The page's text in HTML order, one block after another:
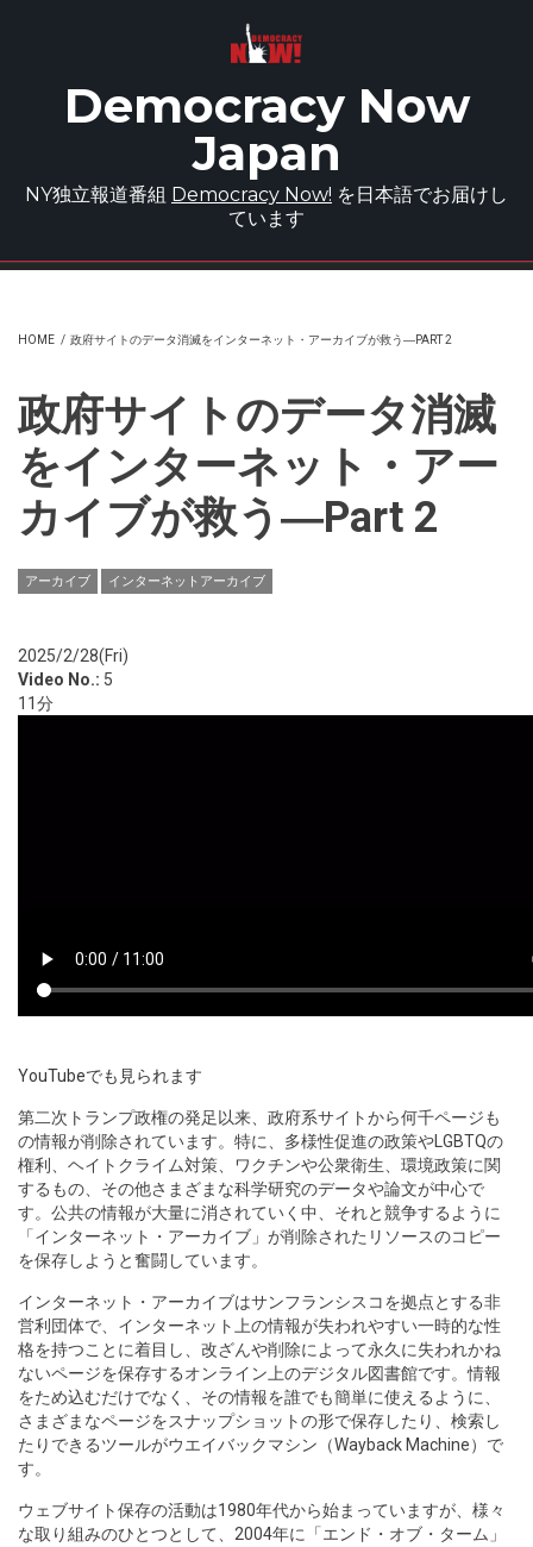
Democracy Now
Japan
NY独立報道番組 Democracy Now! を日本語でお届けし
ています
HOME / 政府サイトのデータ消滅をインターネット・アーカイブが救う―PART 2
政府サイトのデータ消滅
をインターネット・アー
カイブが救う―Part 2
アーカイブ インターネットアーカイブ
2025/2/28(Fri)
Video No.: 5
11分
YouTubeでも見られます
第二次トランプ政権の発足以来、政府系サイトから何千ページも
の情報が削除されています。特に、多様性促進の政策やLGBTQの
権利、ヘイトクライム対策、ワクチンや公衆衛生、環境政策に関
するもの、その他さまざまな科学研究のデータや論文が中心で
す。公共の情報が大量に消されていく中、それと競争するように
「インターネット・アーカイブ」が削除されたリソースのコピー
を保存しようと奮闘しています。
インターネット・アーカイブはサンフランシスコを拠点とする非
営利団体で、インターネット上の情報が失われやすい一時的な性
格を持つことに着目し、改ざんや削除によって永久に失われかね
ないページを保存するオンライン上のデジタル図書館です。情報
をため込むだけでなく、その情報を誰でも簡単に使えるように、
さまざまなページをスナップショットの形で保存したり、検索し
たりできるツールがウエイバックマシン（Wayback Machine）で
す。
ウェブサイト保存の活動は1980年代から始まっていますが、様々
な取り組みのひとつとして、2004年に「エンド・オブ・ターム」